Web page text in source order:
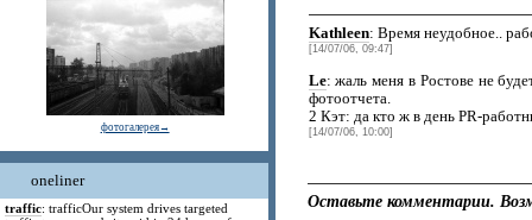
фотогалерея→
oneliner
traffic: trafficOur system drives targeted
Kathleen: Время неудобное..
[14/07/06, 09:47]
Le: жаль меня в Ростове не
фотоотчета.
2 Кэт: да кто ж в день PR-
[14/07/06, 10:00]
Оставьте комментарии.